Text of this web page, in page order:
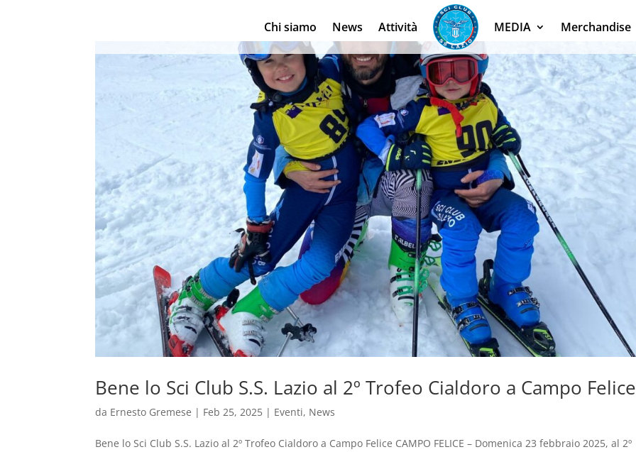
Chi siamo News Attività MEDIA Merchandise
Bene lo Sci Club S.S. Lazio al 2º Trofeo Cialdoro a Campo Felice
da Ernesto Gremese | Feb 25, 2025 | Eventi, News
Bene lo Sci Club S.S. Lazio al 2º Trofeo Cialdoro a Campo Felice CAMPO FELICE – Domenica 23 febbraio 2025, al 2º